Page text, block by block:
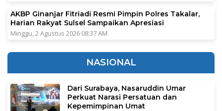
AKBP Ginanjar Fitriadi Resmi Pimpin Polres Takalar,
Harian Rakyat Sulsel Sampaikan Apresiasi
Minggu, 2 Agustus 2026 08:37 AM
NASIONAL
Dari Surabaya, Nasaruddin Umar
Perkuat Narasi Persatuan dan
Kepemimpinan Umat